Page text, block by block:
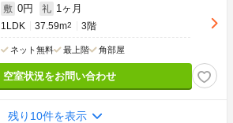
敷 0円 礼 1ヶ月
1LDK 37.59m2 3階
ネット無料 最上階 角部屋
空室状況をお問い合わせ
残り10件を表示